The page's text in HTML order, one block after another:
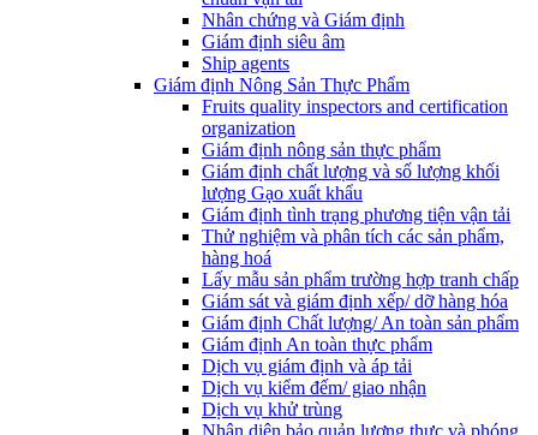
Nhân chứng và Giám định
Giám định siêu âm
Ship agents
Giám định Nông Sản Thực Phẩm
Fruits quality inspectors and certification
organization
Giám định nông sản thực phẩm
Giám định chất lượng và số lượng khối
lượng Gạo xuất khẩu
Giám định tình trạng phương tiện vận tải
Thử nghiệm và phân tích các sản phẩm,
hàng hoá
Lấy mẫu sản phẩm trường hợp tranh chấp
Giám sát và giám định xếp/ dỡ hàng hóa
Giám định Chất lượng/ An toàn sản phẩm
Giám định An toàn thực phẩm
Dịch vụ giám định và áp tải
Dịch vụ kiểm đếm/ giao nhận
Dịch vụ khử trùng